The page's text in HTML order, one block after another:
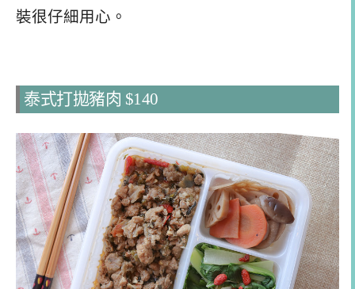
裝很仔細用心。
泰式打拋豬肉 $140